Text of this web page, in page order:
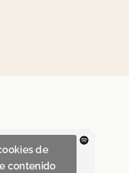
de
contenido